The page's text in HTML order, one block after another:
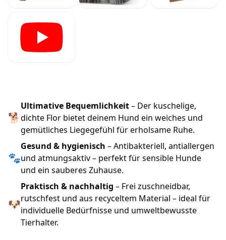
🐕
Ultimative Bequemlichkeit– Der kuschelige,
dichte Flor bietet deinem Hund ein weiches und
gemütliches Liegegefühl für erholsame Ruhe.
🐾
Gesund & hygienisch – Antibakteriell, antiallergen
und atmungsaktiv – perfekt für sensible Hunde
und ein sauberes Zuhause.
🐶
Praktisch & nachhaltig – Frei zuschneidbar,
rutschfest und aus recyceltem Material – ideal für
individuelle Bedürfnisse und umweltbewusste
Tierhalter.